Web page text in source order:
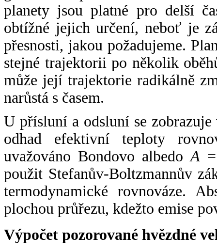
planety jsou platné pro delší
obtížné jejich určení, neboť je
přesnosti, jakou požadujeme.
stejné trajektorii po několik
může její trajektorie radikálně
narůstá s časem.
U přísluní a odsluní se
odhad efektivní teploty
uvažováno Bondovo albedoA
použit Stefanův-Boltzmannův
termodynamické rovnováze.
plochou průřezu, kdežto emise
Výpočet pozorované hvězdné